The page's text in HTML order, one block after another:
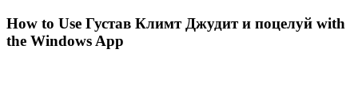
How to Use Густав Климт Джудит и поцелуй with
the Windows App